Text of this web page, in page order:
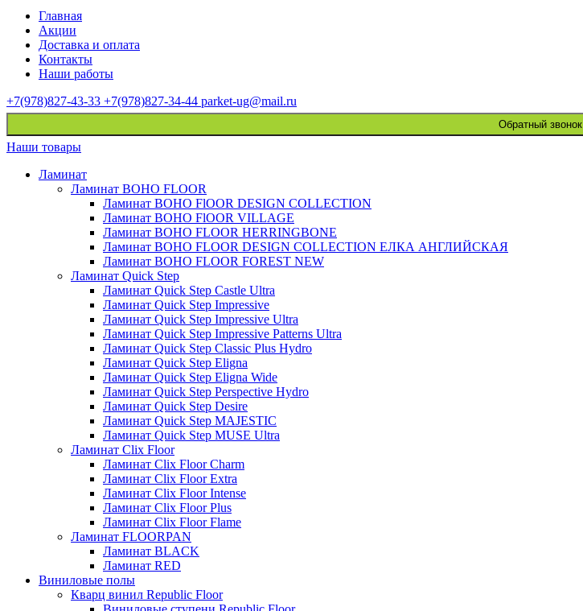
Главная
Акции
Доставка и оплата
Контакты
Наши работы
+7(978)827-43-33 +7(978)827-34-44 parket-ug@mail.ru
Обратный звонок
Наши товары
Ламинат
Ламинат BOHO FLOOR
Ламинат BOHO FlOOR DESIGN COLLECTION
Ламинат BOHO FlOOR VILLAGE
Ламинат BOHO FLOOR HERRINGBONE
Ламинат BOHO FLOOR DESIGN COLLECTION ЕЛКА АНГЛИЙСКАЯ
Ламинат BOHO FLOOR FOREST NEW
Ламинат Quick Step
Ламинат Quick Step Castle Ultra
Ламинат Quick Step Impressive
Ламинат Quick Step Impressive Ultra
Ламинат Quick Step Impressive Patterns Ultra
Ламинат Quick Step Classic Plus Hydro
Ламинат Quick Step Eligna
Ламинат Quick Step Eligna Wide
Ламинат Quick Step Perspective Hydro
Ламинат Quick Step Desire
Ламинат Quick Step MAJESTIC
Ламинат Quick Step MUSE Ultra
Ламинат Clix Floor
Ламинат Clix Floor Charm
Ламинат Clix Floor Extra
Ламинат Clix Floor Intense
Ламинат Clix Floor Plus
Ламинат Clix Floor Flame
Ламинат FLOORPAN
Ламинат BLACK
Ламинат RED
Виниловые полы
Кварц винил Republic Floor